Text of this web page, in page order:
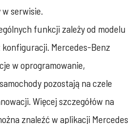
serwisie.
funkcji zależy od modelu
Mercedes-Benz
w oprogramowanie,
pozostają na czele
Więcej szczegółów na
znaleźć w aplikacji Mercedes